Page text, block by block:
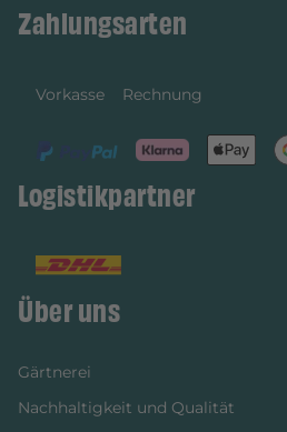
Zahlungsarten
Vorkasse Rechnung
Logistikpartner
Über uns
Gärtnerei
Nachhaltigkeit und Qualität